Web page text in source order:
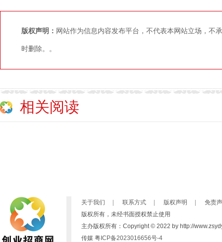
版权声明： 网站作为信息内容发布平台，不代表本网站立场，不
时删除。。
相关阅读
关于我们 联系方式 版权声明
免责
版权所有，未经书面授权禁止使用
主办版权所有：Copyright © 2022 by http://
传媒 粤ICP备2023016656号-4